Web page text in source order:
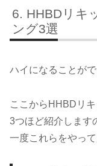
HHBDリキ
ング3選
ハイになることがで
ここからHHBDリ
3つほど紹介します
一度これらをやっ